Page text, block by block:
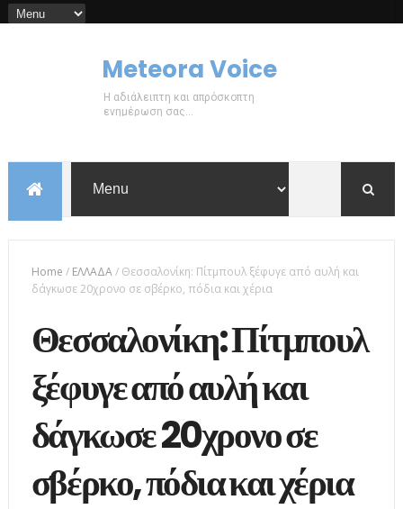
Meteora Voice
Η αδιάλειπτη και απρόσκοπτη
ενημέρωση σας...
Home / ΕΛΛΑΔΑ/ Θεσσαλονίκη: Πίτμπουλ ξέφυγε από αυλή και
δάγκωσε 20χρονο σε σβέρκο, πόδια και χέρια
Θεσσαλονίκη: Πίτμπουλ
ξέφυγε από αυλή και
δάγκωσε 20χρονο σε
σβέρκο, πόδια και χέρια